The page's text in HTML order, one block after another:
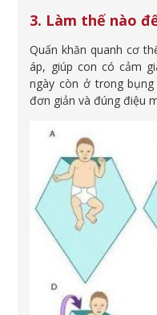
3. Làm thế nào
Quấn khăn quanh cơ
áp, giúp con có cảm
ngày còn ở trong
đơn giản và đúng điệu